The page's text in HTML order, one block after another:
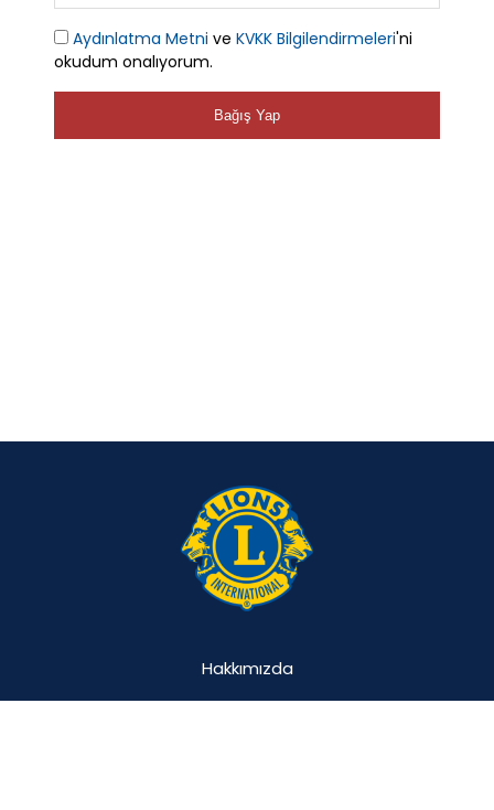
Aydınlatma Metni ve KVKK Bilgilendirmeleri'ni
okudum onalıyorum.
Hakkımızda